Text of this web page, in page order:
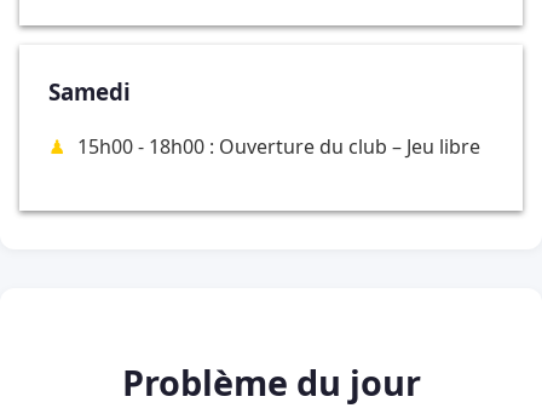
Samedi
15h00 - 18h00 : Ouverture du club – Jeu libre
Problème du jour